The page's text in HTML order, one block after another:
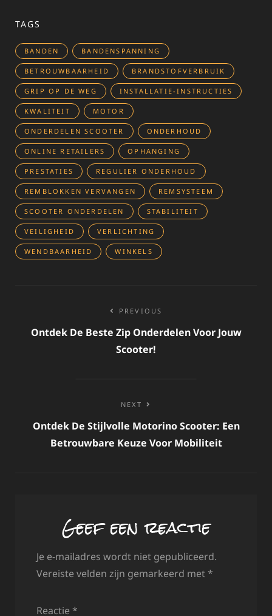
TAGS
BANDEN BANDENSPANNING
BETROUWBAARHEID BRANDSTOFVERBRUIK
GRIP OP DE WEG INSTALLATIE-INSTRUCTIES
KWALITEIT MOTOR
ONDERDELEN SCOOTER ONDERHOUD
ONLINE RETAILERS OPHANGING
PRESTATIES REGULIER ONDERHOUD
REMBLOKKEN VERVANGEN REMSYSTEEM
SCOOTER ONDERDELEN STABILITEIT
VEILIGHEID VERLICHTING
WENDBAARHEID WINKELS
navigatie
PREVIOUS
Ontdek De Beste Zip Onderdelen Voor Jouw
Scooter!
NEXT
Ontdek De Stijlvolle Motorino Scooter: Een
Betrouwbare Keuze Voor Mobiliteit
Geef een reactie
Je e-mailadres wordt niet gepubliceerd.
Vereiste velden zijn gemarkeerd met *
Reactie *